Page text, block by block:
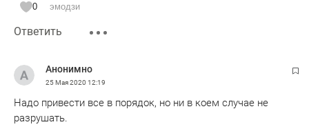
0 эмодзи
Ответить
Анонимно
25 Мая 2020 12:19
Надо привести все в порядок, но ни в коем случае не
разрушать.